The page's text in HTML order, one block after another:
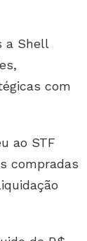
a Shell
com
ao STF
compradas